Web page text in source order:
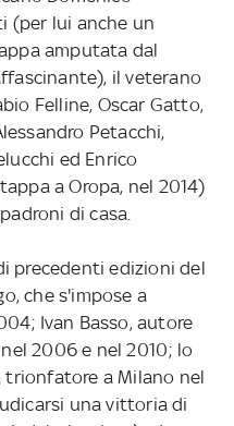
(per lui anche un
amputata dal
il veterano
Felline, Oscar Gatto,
Petacchi,
ed Enrico
a Oropa, nel 2014)
di casa.
precedenti edizioni del
che s'impose a
Ivan Basso, autore
2006 e nel 2010; lo
a Milano nel
una vittoria di